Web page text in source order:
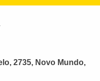
2735, Novo Mundo,